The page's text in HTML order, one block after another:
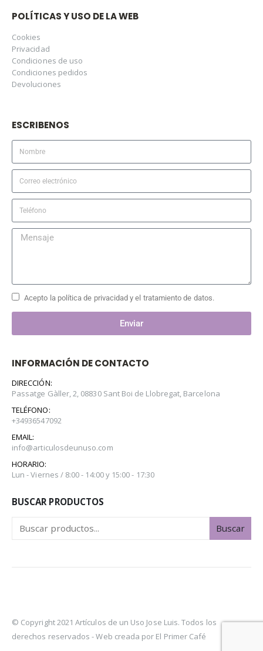
POLÍTICAS Y USO DE LA WEB
Cookies
Privacidad
Condiciones de uso
Condiciones pedidos
Devoluciones
ESCRIBENOS
Acepto la política de privacidad y el tratamiento de datos.
Enviar
INFORMACIÓN DE CONTACTO
DIRECCIÓN:
Passatge Gàller, 2, 08830 Sant Boi de Llobregat, Barcelona
TELÉFONO:
+34936547092
EMAIL:
info@articulosdeunuso.com
HORARIO:
Lun - Viernes / 8:00 - 14:00 y 15:00 - 17:30
BUSCAR PRODUCTOS
Buscar
© Copyright 2021 Artículos de un Uso Jose Luis. Todos los
derechos reservados -Web creada por El Primer Café